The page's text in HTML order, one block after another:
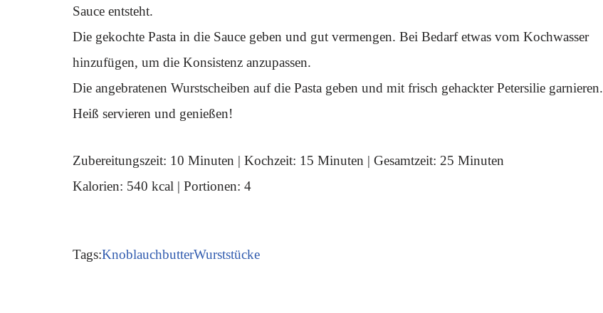
Sauce entsteht.
Die gekochte Pasta in die Sauce geben und gut vermengen. Bei Bedarf etwas vom Kochwasser
hinzufügen, um die Konsistenz anzupassen.
Die angebratenen Wurstscheiben auf die Pasta geben und mit frisch gehackter Petersilie garnieren.
Heiß servieren und genießen!
Zubereitungszeit: 10 Minuten | Kochzeit: 15 Minuten | Gesamtzeit: 25 Minuten
Kalorien: 540 kcal | Portionen: 4
Tags:KnoblauchbutterWurststücke